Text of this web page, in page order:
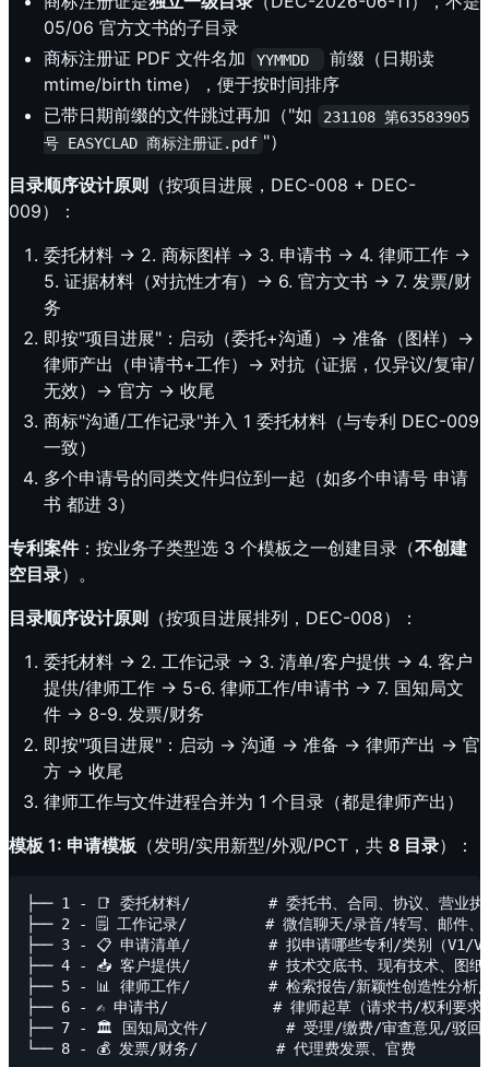
05/06 官方文书的子目录
商标注册证 PDF 文件名加
YYMMDD
前缀（日期读
mtime/birth time），便于按时间排序
已带日期前缀的文件跳过再加（"如
231108 第63583905
号 EASYCLAD 商标注册证.pdf "）
目录顺序设计原则
（按项目进展，DEC-008 + DEC-
009）：
委托材料 → 2. 商标图样 → 3. 申请书 → 4. 律师工作 →
5. 证据材料（对抗性才有）→ 6. 官方文书 → 7. 发票/财
务
即按"项目进展"：启动（委托+沟通）→ 准备（图样）→
律师产出（申请书+工作）→ 对抗（证据，仅异议/复审/
无效）→ 官方 → 收尾
商标"沟通/工作记录"并入 1 委托材料（与专利 DEC-009
一致）
多个申请号的同类文件归位到一起（如多个申请号 申请
书 都进 3）
专利案件：按业务子类型选 3 个模板之一创建目录（不创建
空目录）。
目录顺序设计原则
（按项目进展排列，DEC-008）：
委托材料 → 2. 工作记录 → 3. 清单/客户提供 → 4. 客户
提供/律师工作 → 5-6. 律师工作/申请书 → 7. 国知局文
件 → 8-9. 发票/财务
即按"项目进展"：启动 → 沟通 → 准备 → 律师产出 → 官
方 → 收尾
律师工作与文件进程合并为 1 个目录（都是律师产出）
模板 1: 申请模板 （发明/实用新型/外观/PCT，共 8 目录）：
├── 1 - 📑 委托材料/         # 委托书、合同、协议、营业执
├── 2 - 🗒️ 工作记录/         # 微信聊天/录音/转写、邮件、
├── 3 - 📋 申请清单/         # 拟申请哪些专利/类别（V1/
├── 4 - 📥 客户提供/         # 技术交底书、现有技术、图纸
├── 5 - 📊 律师工作/         # 检索报告/新颖性创造性分析/
├── 6 - ✍️ 申请书/            # 律师起草（请求书/权利要求/
├── 7 - 🏛️ 国知局文件/         # 受理/缴费/审查意见/驳回/